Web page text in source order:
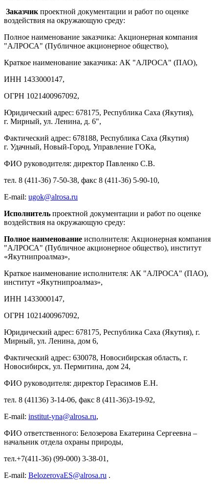
Заказчик проектной документации и работ по оценке
воздействия на окружающую среду:
Полное наименование заказчика: Акционерная компания
"АЛРОСА" (Публичное акционерное общество),
Краткое наименование заказчика: АК "АЛРОСА" (ПАО),
ИНН 1433000147,
ОГРН 1021400967092,
Юридический адрес: 678175, Республика Саха (Якутия),
г. Мирный, ул. Ленина, д. 6",
Фактический адрес: 678188, Республика Саха (Якутия)
г. Удачный, Новый-Город, Управление ГОКа,
ФИО руководителя: директор Павленко С.В.
тел. 8 (411-36) 7-50-38, факс 8 (411-36) 5-90-10,
E-mail: ugok@alrosa.ru
Исполнитель проектной документации и работ по оценке
воздействия на окружающую среду:
Полное наименование исполнителя: Акционерная компания
"АЛРОСА" (Публичное акционерное общество), институт
«Якутнипроалмаз»,
Краткое наименование исполнителя: АК "АЛРОСА" (ПАО),
институт «Якутнипроалмаз»,
ИНН 1433000147,
ОГРН 1021400967092,
Юридический адрес: 678175, Республика Саха (Якутия), г.
Мирный, ул. Ленина, дом 6,
Фактический адрес: 630078, Новосибирская область, г.
Новосибирск, ул. Пермитина, дом 24,
ФИО руководителя: директор Герасимов Е.Н.
тел. 8 (41136) 3-14-06, факс 8 (411-36)3-19-92,
E-mail: institut-yna@alrosa.ru,
ФИО ответственного: Белозерова Екатерина Сергеевна –
начальник отдела охраны природы,
тел.+7(411-36) (99-000) 3-38-01,
E-mail: BelozerovaES@alrosa.ru .